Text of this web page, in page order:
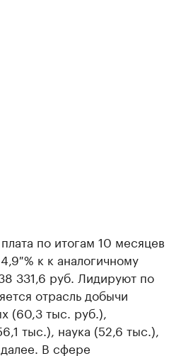
по итогам 10 месяцев
% к к аналогичному
331,6 руб. Лидируют по
отрасль добычи
(60,3 тыс. руб.),
тыс.), наука (52,6 тыс.),
В сфере